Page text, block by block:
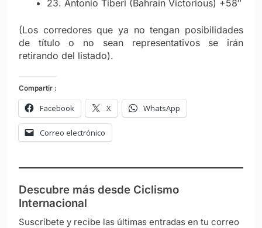
23. Antonio Tiberi (Bahrain Victorious) +58″
(Los corredores que ya no tengan posibilidades
de título o no sean representativos se irán
retirando del listado).
Compartir :
Facebook X WhatsApp
Correo electrónico
Descubre más desde Ciclismo
Internacional
Suscríbete y recibe las últimas entradas en tu correo